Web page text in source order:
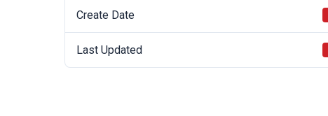
Create Date
Last Updated